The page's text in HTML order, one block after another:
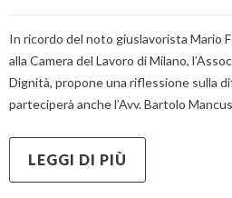
In ricordo del noto giuslavorista Mario
alla Camera del Lavoro di Milano,
Dignità, propone una riflessione sulla
parteciperà anche l’Avv. Bartolo
LEGGI DI PIÙ